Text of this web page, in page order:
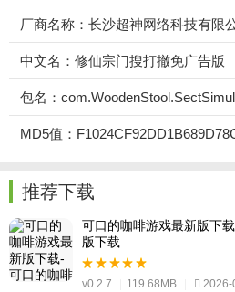
厂商名称：长沙超神网络科技有限
中文名：修仙宗门搜打撤免广告版
包名：
MD5值：
推荐下载
可口的咖啡游戏最新版下
版下载
v0.2.7 119.68MB 2026-